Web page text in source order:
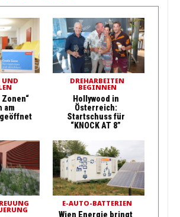
UND
Zonen“
am
DREHARBEITEN
BEGINNEN
Hollywood in
Österreich:
Startschuss für
“KNOCK AT 8”
E-AUTO-BATTERIEN
Wien Energie bringt